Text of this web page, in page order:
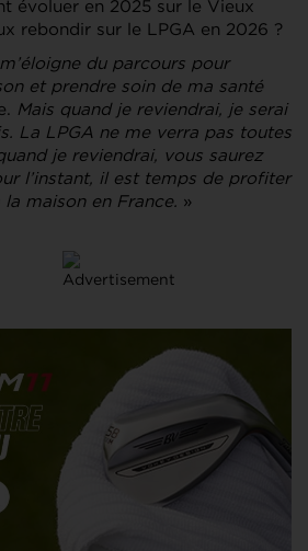
évoluer en 2025 sur le Vieux
rebondir sur le LPGA en 2026 ?
du parcours pour
et prendre soin de ma santé
Mais quand je reviendrai, je serai
La LPGA ne me verra pas toutes
je reviendrai, vous saurez
l’instant, il est temps de profiter
la maison en France. »